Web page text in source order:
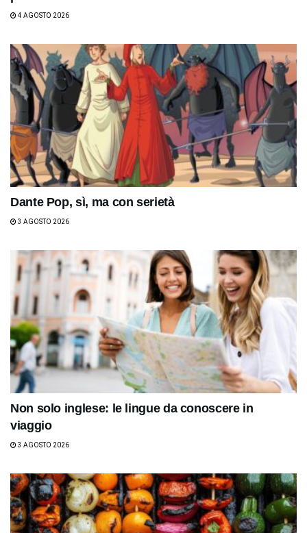
4 AGOSTO 2026
Dante Pop, sì, ma con serietà
3 AGOSTO 2026
Non solo inglese: le lingue da conoscere in
viaggio
3 AGOSTO 2026